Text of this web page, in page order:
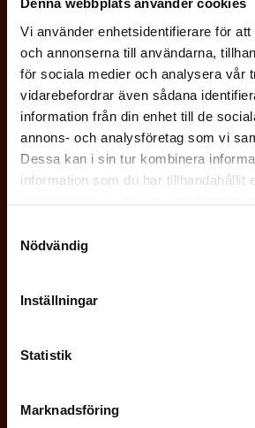
Denna webbplats använder cookies
Vi använder enhetsidentifierare för
och annonserna till användarna,
för sociala medier och analysera vår
vidarebefordrar även sådana
information från din enhet till de
annons- och analysföretag som vi
Dessa kan i sin tur kombinera
information som du har tillhandahållit
Nödvändig
Inställningar
Statistik
Marknadsföring
k
t
)
På vilket språk vill du ha
SVENSKA FINSKA
dataskyddsbeskrivningen för